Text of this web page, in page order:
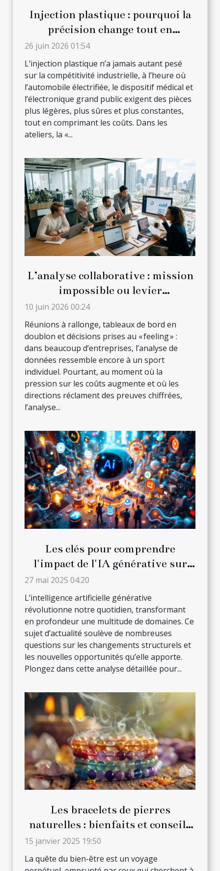
Injection plastique : pourquoi la
précision change tout en
production
26 juin 2026 01:54
L’injection plastique n’a jamais autant pesé
sur la compétitivité industrielle, à l’heure où
l’automobile électrifiée, le dispositif médical et
l’électronique grand public exigent des pièces
plus légères, plus sûres et plus constantes,
tout en comprimant les coûts. Dans les
ateliers, la «...
L’analyse collaborative : mission
impossible ou levier
d’innovation en entreprise ?
10 juin 2026 00:24
Réunions à rallonge, tableaux de bord en
doublon et décisions prises au « feeling » :
dans beaucoup d’entreprises, l’analyse de
données ressemble encore à un sport
individuel. Pourtant, au moment où la
pression sur les coûts augmente et où les
directions réclament des preuves chiffrées,
l’analyse...
Les clés pour comprendre
l'impact de l'IA générative sur
divers secteurs
27 mai 2025 04:20
L’intelligence artificielle générative
révolutionne notre quotidien, transformant
en profondeur une multitude de domaines. Ce
sujet d’actualité soulève de nombreuses
questions sur les changements structurels et
les nouvelles opportunités qu’elle apporte.
Plongez dans cette analyse détaillée pour...
Les bracelets de pierres
naturelles : bienfaits et conseils
de port quotidien
15 janvier 2025 19:50
La quête du bien-être est un voyage